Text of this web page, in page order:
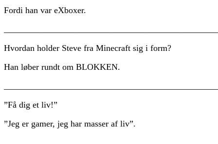
Fordi han var eXboxer.
Hvordan holder Steve fra Minecraft sig i form?
Han løber rundt om BLOKKEN.
”Få dig et liv!”
”Jeg er gamer, jeg har masser af liv”.